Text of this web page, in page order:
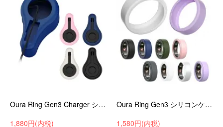
Oura Ring Gen3 Charger シリコンケース Heritage / Horizon 充電器 第3世代 カバー 耐衝撃 カバー シリコンカバー シンプル
1,880円(内税)
Oura Ring Gen3 シリコンケース Heritage / Horizon 第3世代 カバー 耐衝撃 カバー シリコンカバー シンプル おしゃれ ソフトカバー/ケース 保護カバー
1,580円(内税)